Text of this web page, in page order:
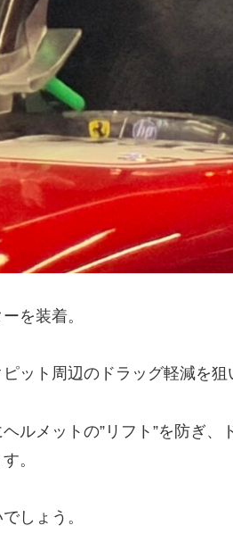
を装着。
ット周辺のドラッグ軽減を狙
ルメットの”リフト”を防ぎ、
。
しょう。